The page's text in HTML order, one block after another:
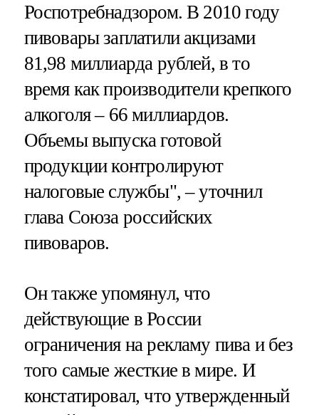
Роспотребнадзором. В 2010 году
пивовары заплатили акцизами
81,98 миллиарда рублей, в то
время как производители крепкого
алкоголя – 66 миллиардов.
Объемы выпуска готовой
продукции контролируют
налоговые службы", – уточнил
глава Союза российских
пивоваров.
Он также упомянул, что
действующие в России
ограничения на рекламу пива и без
того самые жесткие в мире. И
констатировал, что утвержденный